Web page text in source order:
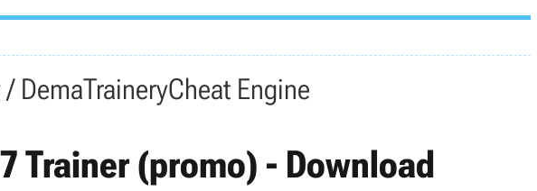
/ DemaTraineryCheat Engine
Trainer (promo) - Download